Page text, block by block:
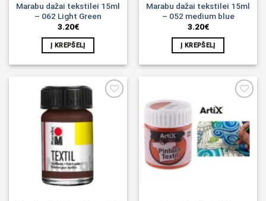
Marabu dažai tekstilei 15ml
– 062 Light Green
3.20€
Į KREPŠELĮ
Marabu dažai tekstilei 15ml
– 052 medium blue
3.20€
Į KREPŠELĮ
Noriu!